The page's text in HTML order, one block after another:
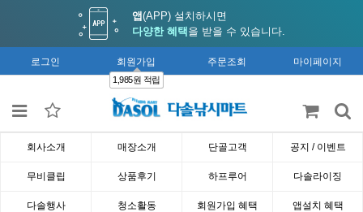
앱(APP) 설치하시면
다양한 혜택 을 받을 수 있습니다.
로그인 회원가입
1,985원 적립
주문조회 마이페이지
회사소개 매장소개 단골고객 공지 / 이벤트
무비클립 상품후기 하프루어 다솔라이징
다솔행사 청소활동 회원가입 혜택 앱설치 혜택